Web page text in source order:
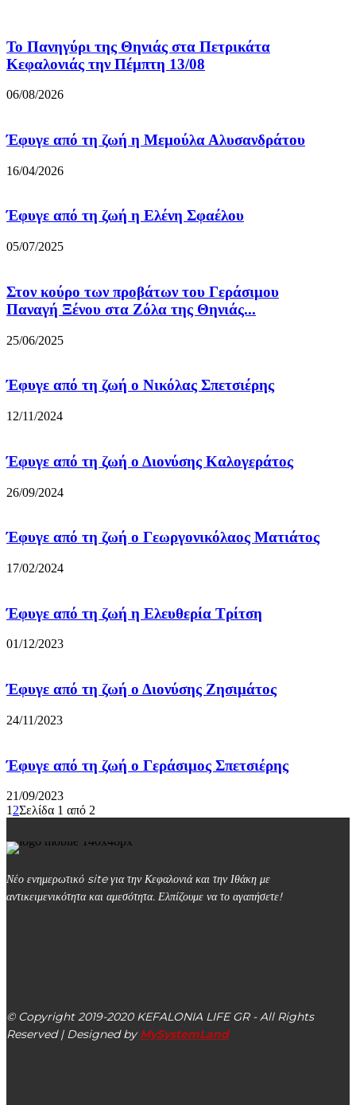
Το Πανηγύρι της Θηνιάς στα Πετρικάτα
Κεφαλονιάς την Πέμπτη 13/08
06/08/2026
Έφυγε από τη ζωή η Μεμούλα Αλυσανδράτου
16/04/2026
Έφυγε από τη ζωή η Ελένη Σφαέλου
05/07/2025
Στον κούρο των προβάτων του Γεράσιμου
Παναγή Ξένου στα Ζόλα της Θηνιάς...
25/06/2025
Έφυγε από τη ζωή ο Νικόλας Σπετσιέρης
12/11/2024
Έφυγε από τη ζωή ο Διονύσης Καλογεράτος
26/09/2024
Έφυγε από τη ζωή ο Γεωργονικόλαος Ματιάτος
17/02/2024
Έφυγε από τη ζωή η Ελευθερία Τρίτση
01/12/2023
Έφυγε από τη ζωή ο Διονύσης Ζησιμάτος
24/11/2023
Έφυγε από τη ζωή ο Γεράσιμος Σπετσιέρης
21/09/2023
1 2Σελίδα 1 από 2
Νέο ενημερωτικό site για την Κεφαλονιά και την Ιθάκη με
αντικειμενικότητα και αμεσότητα. Ελπίζουμε να το αγαπήσετε!
© Copyright 2019-2020 KEFALONIA LIFE GR - All Rights
Reserved | Designed by MySystemLand